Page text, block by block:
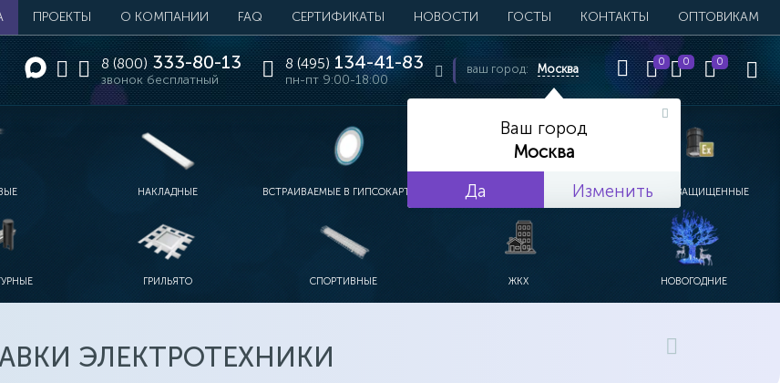
ПРОЕКТЫ О КОМПАНИИ FAQ СЕРТИФИКАТЫ НОВОСТИ ГОСТЫ КОНТАКТЫ ОПТОВИКАМ
ваш город: Москва
Ваш город
Москва
Да
Изменить
8 (800)333-80-13
звонок бесплатный
8 (495)134-41-83
пн-пт 9:00-18:00
0 0 0
НАКЛАДНЫЕ ВСТРАИВАЕМЫЕ В ГИПСОКАРТОН ВЗРЫВОЗАЩИЩЕННЫЕ
ГРИЛЬЯТО СПОРТИВНЫЕ ЖКХ НОВОГОДНИЕ
ЭЛЕКТРОТЕХНИКИ